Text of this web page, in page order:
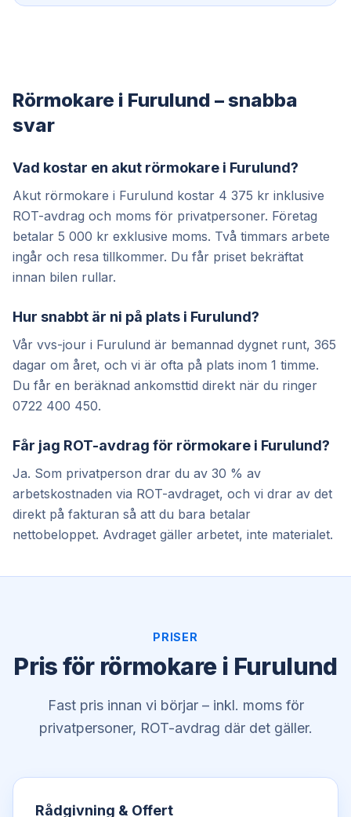
Rörmokare i Furulund – snabba
svar
Vad kostar en akut rörmokare i Furulund?
Akut rörmokare i Furulund kostar 4 375 kr inklusive
ROT-avdrag och moms för privatpersoner. Företag
betalar 5 000 kr exklusive moms. Två timmars arbete
ingår och resa tillkommer. Du får priset bekräftat
innan bilen rullar.
Hur snabbt är ni på plats i Furulund?
Vår vvs-jour i Furulund är bemannad dygnet runt, 365
dagar om året, och vi är ofta på plats inom 1 timme.
Du får en beräknad ankomsttid direkt när du ringer
0722 400 450.
Får jag ROT-avdrag för rörmokare i Furulund?
Ja. Som privatperson drar du av 30 % av
arbetskostnaden via ROT-avdraget, och vi drar av det
direkt på fakturan så att du bara betalar
nettobeloppet. Avdraget gäller arbetet, inte materialet.
PRISER
Pris för rörmokare i Furulund
Fast pris innan vi börjar – inkl. moms för
privatpersoner, ROT-avdrag där det gäller.
Rådgivning & Offert